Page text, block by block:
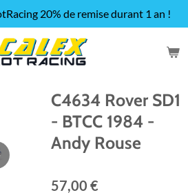
20% de remise durant 1 an !
C4634 Rover SD1
- BTCC 1984 -
Andy Rouse
57,00 €